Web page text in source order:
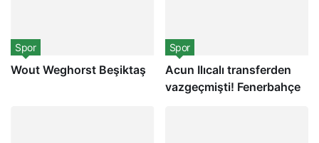
Spor
Wout Weghorst Beşiktaş
Spor
Acun Ilıcalı transferden
vazgeçmişti! Fenerbahçe